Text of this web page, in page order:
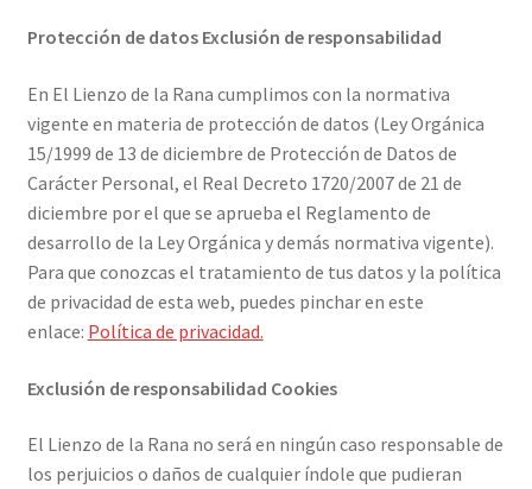
Protección de datos Exclusión de responsabilidad
En El Lienzo de la Rana cumplimos con la normativa
vigente en materia de protección de datos (Ley Orgánica
15/1999 de 13 de diciembre de Protección de Datos de
Carácter Personal, el Real Decreto 1720/2007 de 21 de
diciembre por el que se aprueba el Reglamento de
desarrollo de la Ley Orgánica y demás normativa vigente).
Para que conozcas el tratamiento de tus datos y la política
de privacidad de esta web, puedes pinchar en este
enlace: Política de privacidad.
Exclusión de responsabilidad Cookies
El Lienzo de la Rana no será en ningún caso responsable de
los perjuicios o daños de cualquier índole que pudieran